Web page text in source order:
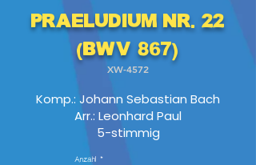
Praeludium Nr. 22
(BWV 867)
XW-4572
Komp.: Johann Sebastian Bach
Arr.: Leonhard Paul
5-stimmig
Anzahl